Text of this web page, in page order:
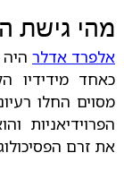
מהי גישת
אלפרד אדלר
כאחד מידידיו
מסוים החלו
הפרוידיאניות
את זרם